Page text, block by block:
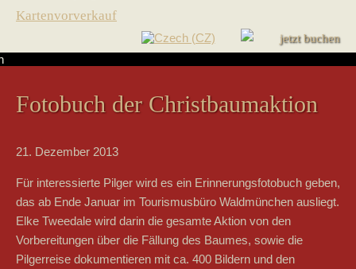
Kartenvorverkauf
Fotobuch der Christbaumaktion
21. Dezember 2013
Für interessierte Pilger wird es ein Erinnerungsfotobuch geben,
das ab Ende Januar im Tourismusbüro Waldmünchen ausliegt.
Elke Tweedale wird darin die gesamte Aktion von den
Vorbereitungen über die Fällung des Baumes, sowie die
Pilgerreise dokumentieren mit ca. 400 Bildern und den